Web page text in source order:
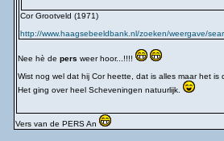
Cor Grootveld (1971)
http://www.haagsebeeldbank.nl/zoeken/weergave/
Nee hè de pers weer hoor...!!!!
Wist nog wel dat hij Cor heette, dat is alles maar het
Het ging over heel Scheveningen natuurlijk.
Vers van de PERS An